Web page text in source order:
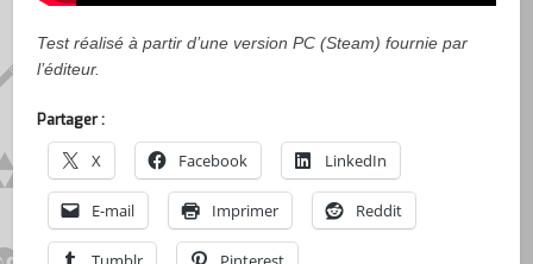
Test réalisé à partir d’une version PC (Steam) fournie par
l’éditeur.
Partager :
X Facebook LinkedIn
E-mail Imprimer Reddit